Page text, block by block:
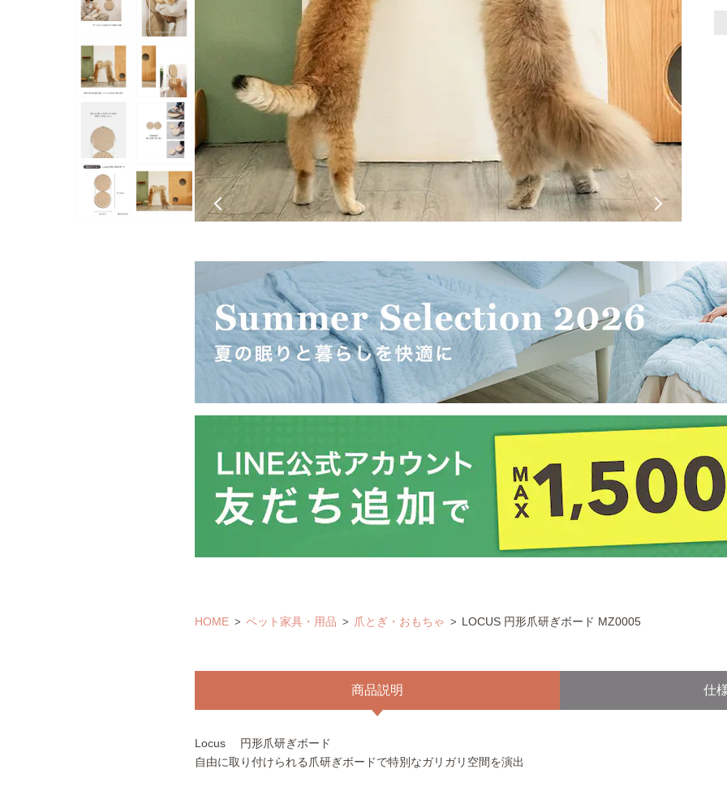
HOME ペット家具・用品 爪とぎ・おもちゃ LOCUS 円形爪研ぎボード MZ0005
商品説明 仕
Locus 円形爪研ぎボード
自由に取り付けられる爪研ぎボードで特別なガリガリ空間を演出